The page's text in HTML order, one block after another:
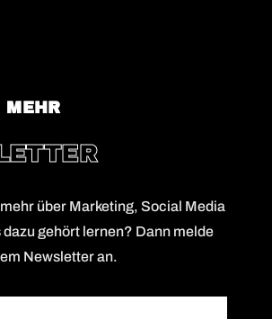
MEHR
über Marketing, Social Media
dazu gehört lernen? Dann melde
Newsletter an.